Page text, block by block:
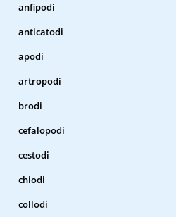
anfipodi
anticatodi
apodi
artropodi
brodi
cefalopodi
cestodi
chiodi
collodi